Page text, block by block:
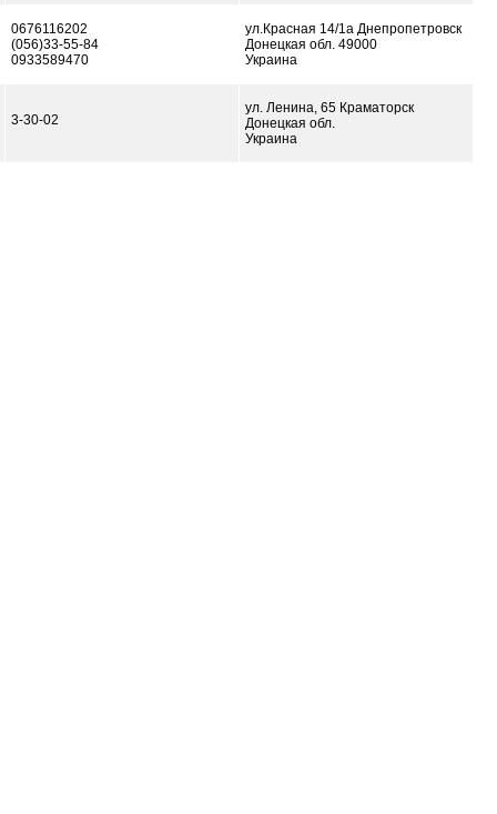
0676116202
(056)33-55-84
0933589470
ул.Красная 14/1а Днепропетровск
Донецкая обл. 49000
Украина
3-30-02
ул. Ленина, 65 Краматорск
Донецкая обл.
Украина